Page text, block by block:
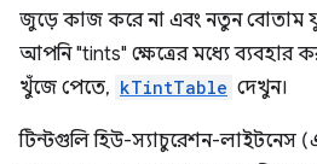
জুড়ে কাজ করে না এবং নতুন বোতাম
আপনি "tints" ক্ষেত্রের মধ্যে ব্যবহার
খুঁজে পেতে, kTintTable দেখুন।
টিন্টগুলি হিউ-স্যাচুরেশন-লাইটনেস